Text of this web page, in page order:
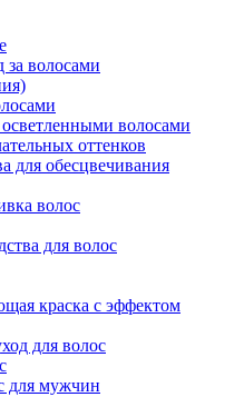
волосами
волосами
оттенков
для обесцвечивания
волос
для волос
краска с эффектом
для волос
для мужчин